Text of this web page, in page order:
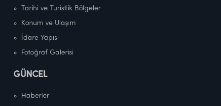
Tarihi ve Turistlik Bölgeler
Konum ve Ulaşım
İdare Yapısı
Fotoğraf Galerisi
GÜNCEL
Haberler